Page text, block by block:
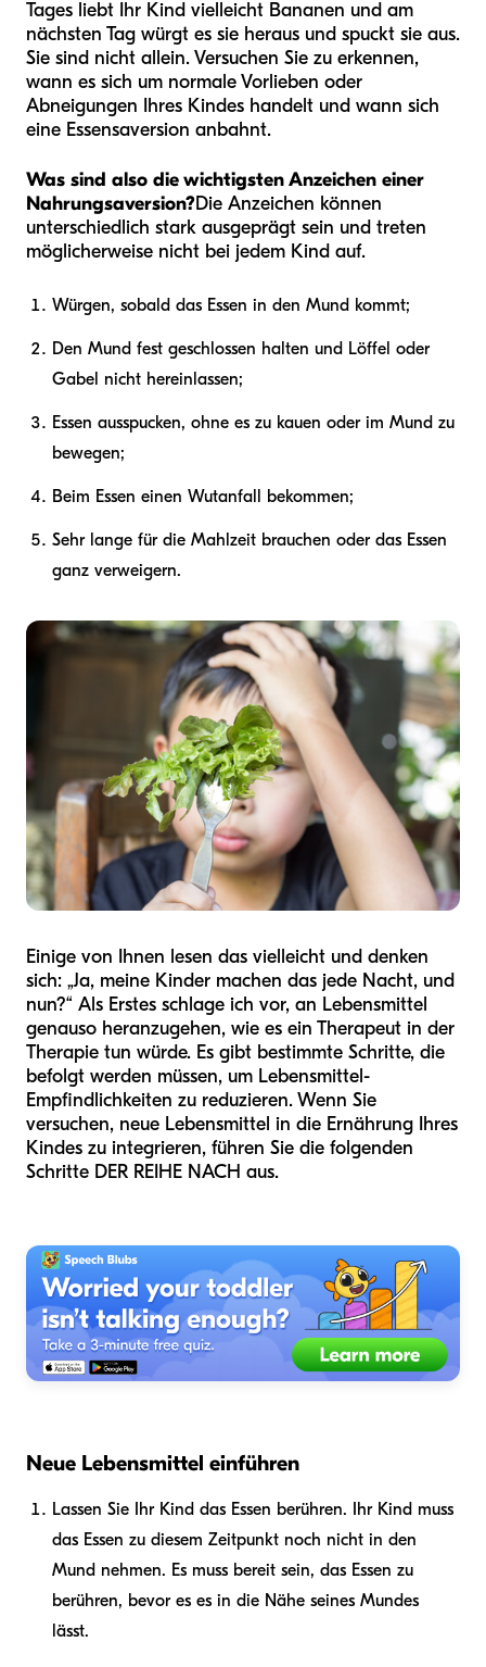
Tages liebt Ihr Kind vielleicht Bananen und am
nächsten Tag würgt es sie heraus und spuckt sie aus.
Sie sind nicht allein. Versuchen Sie zu erkennen,
wann es sich um normale Vorlieben oder
Abneigungen Ihres Kindes handelt und wann sich
eine Essensaversion anbahnt.
Was sind also die wichtigsten Anzeichen einer
Nahrungsaversion?Die Anzeichen können
unterschiedlich stark ausgeprägt sein und treten
möglicherweise nicht bei jedem Kind auf.
Würgen, sobald das Essen in den Mund kommt;
Den Mund fest geschlossen halten und Löffel oder
Gabel nicht hereinlassen;
Essen ausspucken, ohne es zu kauen oder im Mund zu
bewegen;
Beim Essen einen Wutanfall bekommen;
Sehr lange für die Mahlzeit brauchen oder das Essen
ganz verweigern.
Einige von Ihnen lesen das vielleicht und denken
sich: „Ja, meine Kinder machen das jede Nacht, und
nun?“ Als Erstes schlage ich vor, an Lebensmittel
genauso heranzugehen, wie es ein Therapeut in der
Therapie tun würde. Es gibt bestimmte Schritte, die
befolgt werden müssen, um Lebensmittel-
Empfindlichkeiten zu reduzieren. Wenn Sie
versuchen, neue Lebensmittel in die Ernährung Ihres
Kindes zu integrieren, führen Sie die folgenden
Schritte DER REIHE NACH aus.
Neue Lebensmittel einführen
Lassen Sie Ihr Kind das Essen berühren. Ihr Kind muss
das Essen zu diesem Zeitpunkt noch nicht in den
Mund nehmen. Es muss bereit sein, das Essen zu
berühren, bevor es es in die Nähe seines Mundes
lässt.